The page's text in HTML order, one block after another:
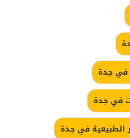
في جدة
في جدة
الطبيعية في جدة